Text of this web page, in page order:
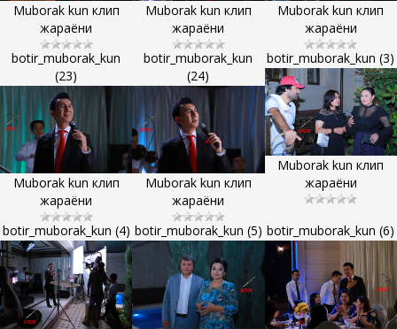
Muborak kun клип
жараёни
Muborak kun клип
жараёни
Muborak kun клип
жараёни
botir_muborak_kun
(23)
Muborak kun клип
жараёни
botir_muborak_kun
(24)
Muborak kun клип
жараёни
botir_muborak_kun (3)
Muborak kun клип
жараёни
botir_muborak_kun (4) botir_muborak_kun (5) botir_muborak_kun (6)